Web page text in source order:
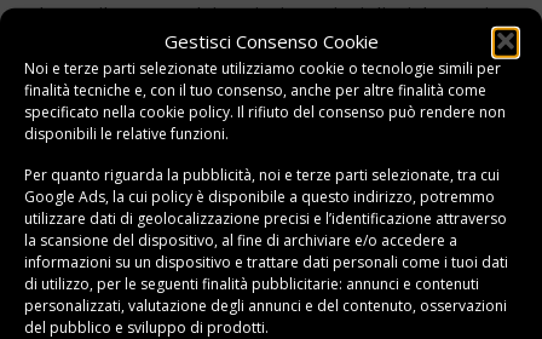
Gestisci Consenso Cookie
Noi e terze parti selezionate utilizziamo cookie o tecnologie simili per
finalità tecniche e, con il tuo consenso, anche per altre finalità come
specificato nella cookie policy. Il rifiuto del consenso può rendere non
disponibili le relative funzioni.
Per quanto riguarda la pubblicità, noi e terze parti selezionate, tra cui
Google Ads, la cui policy è disponibile a questo indirizzo, potremmo
utilizzare dati di geolocalizzazione precisi e l’identificazione attraverso
la scansione del dispositivo, al fine di archiviare e/o accedere a
informazioni su un dispositivo e trattare dati personali come i tuoi dati
di utilizzo, per le seguenti finalità pubblicitarie: annunci e contenuti
personalizzati, valutazione degli annunci e del contenuto, osservazioni
del pubblico e sviluppo di prodotti.
valutare il numero dei vani e i punti migliori da coprire,
decidendo magari di istallarlo anche in prossimità del
garage o della cantina.
Conclusioni
Dopo avere messo in sicurezza i punti più vulnerabili
della casa è importante ricordare dinon commettere
imprudenzecome comunicare a estranei una partenza,
lasciare messaggi sul citofono per riferire al corriere
che non si è in casa, non far entrare sconosciuti e
soprattutto mai lasciare le chiavi di casa di scorta nelle